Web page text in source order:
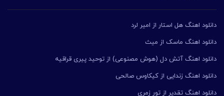
دانلود اهنگ هل استار از امیر لرد
دانلود اهنگ ماسک از میث
دانلود اهنگ آتش دل (هوش مصنوعی) از توحید پیری قراقیه
دانلود اهنگ زندایی از کیکاوس صالحی
دانلود اهنگ تقدیر از تور زمری